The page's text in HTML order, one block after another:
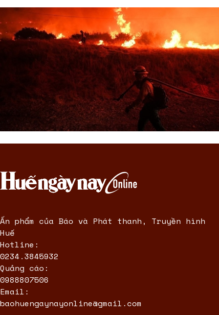
Ấn phẩm của Báo và Phát thanh, Truyền hình
Huế
Hotline:
0234.3845932
Quảng cáo:
0988807506
Email:
baohuengaynayonline@gmail.com